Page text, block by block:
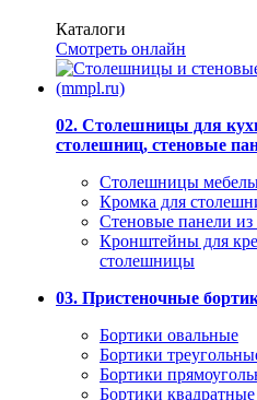
Каталоги
Смотреть онлайн
02. Столешницы для
столешниц, стеновые
Столешницы
Кромка для
Стеновые панели
Кронштейны для
столешницы
03. Пристеночные
Бортики овальные
Бортики
Бортики
Бортики квадратные